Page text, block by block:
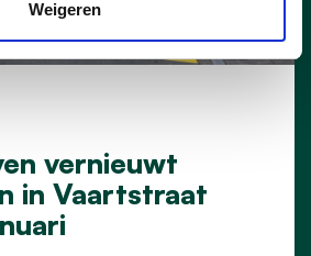
Weigeren
vernieuwt
in Vaartstraat